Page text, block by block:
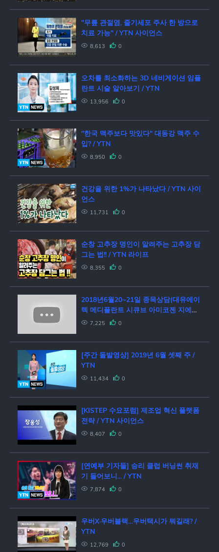
"무릎 관절염, 줄기세포 주사 한 방으로
치료 가능" / YTN 사이언스
8,613 0
오차를 최소화하는 3D 네비게이션 임플
란트 시술 알아보기 / YTN
13,956 0
"한국 맥주보다 맛있다" 대동강 맥주 수
입? / YTN
8,950 0
건강을 위한 1%가 나타났다 / YTN 사이
언스
11,731 0
순창 고추장 명인이 알려주는 고추장 담
그는 법!! / YTN 라이프
8,355 0
2018년6월20~21일 종목상담(대유에이
텍 메디플란트 시큐브 아미코젠 지에스
이 한농화성 cj헬로 hdc lg디스플레이
앤지)
7,225 0
[주간 돌발영상] 2019년 6월 셋째 주 /
YTN
11,434 0
[KISTEP 수요포럼] 제조업 혁신 플랫폼
전략 / YTN 사이언스
8,407 0
[연예부 기자들] 승리 클럽 버닝썬 취재
기 들어보니... / YTN
7,874 0
우버X·우버블랙…우버택시가 뭐길래? /
YTN
12,769 0